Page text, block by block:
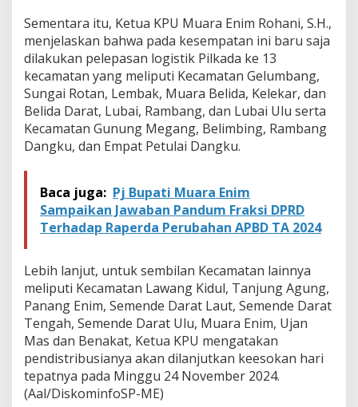
a
n
L
a
n
c
a
r
Sementara itu, Ketua KPU Muara Enim Rohani, S.H.,
menjelaskan bahwa pada kesempatan ini baru saja
dilakukan pelepasan logistik Pilkada ke 13
kecamatan yang meliputi Kecamatan Gelumbang,
Sungai Rotan, Lembak, Muara Belida, Kelekar, dan
Belida Darat, Lubai, Rambang, dan Lubai Ulu serta
Kecamatan Gunung Megang, Belimbing, Rambang
Dangku, dan Empat Petulai Dangku.
Baca juga: Pj Bupati Muara Enim
Sampaikan Jawaban Pandum Fraksi DPRD
Terhadap Raperda Perubahan APBD TA 2024
Lebih lanjut, untuk sembilan Kecamatan lainnya
meliputi Kecamatan Lawang Kidul, Tanjung Agung,
Panang Enim, Semende Darat Laut, Semende Darat
Tengah, Semende Darat Ulu, Muara Enim, Ujan
Mas dan Benakat, Ketua KPU mengatakan
pendistribusianya akan dilanjutkan keesokan hari
tepatnya pada Minggu 24 November 2024.
(Aal/DiskominfoSP-ME)